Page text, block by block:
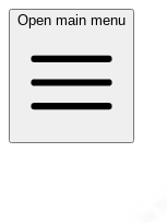
Open main menu